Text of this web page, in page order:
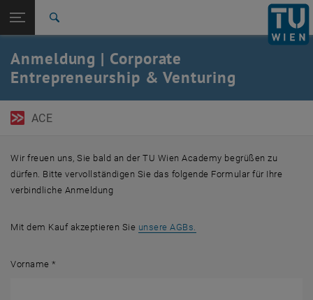
TU Login
Zur 1. Menü Ebene
TU Wien Academy
Zurück: Subseiten von Corporate Entrepreneurship & Venturing
Zurück zur letzten Ebene:
Corporate Entrepreneurship &
Venturing
Corporate Entrepreneurship & Venturing | Anmeldung
Anmeldung | Corporate
Entrepreneurship & Venturing
ACE
Wir freuen uns, Sie bald an der TU Wien Academy begrüßen zu
dürfen. Bitte vervollständigen Sie das folgende Formular für Ihre
verbindliche Anmeldung
Mit dem Kauf akzeptieren Sie unsere AGBs.
Vorname *